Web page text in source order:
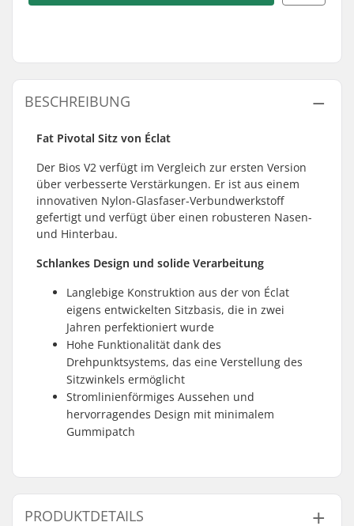
BESCHREIBUNG
Fat Pivotal Sitz von Éclat
Der Bios V2 verfügt im Vergleich zur ersten Version
über verbesserte Verstärkungen. Er ist aus einem
innovativen Nylon-Glasfaser-Verbundwerkstoff
gefertigt und verfügt über einen robusteren Nasen-
und Hinterbau.
Schlankes Design und solide Verarbeitung
Langlebige Konstruktion aus der von Éclat
eigens entwickelten Sitzbasis, die in zwei
Jahren perfektioniert wurde
Hohe Funktionalität dank des
Drehpunktsystems, das eine Verstellung des
Sitzwinkels ermöglicht
Stromlinienförmiges Aussehen und
hervorragendes Design mit minimalem
Gummipatch
PRODUKTDETAILS